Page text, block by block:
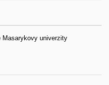
Masarykovy univerzity